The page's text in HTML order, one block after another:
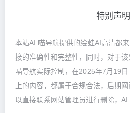
特别声明
本站AI 喵导航提供的绘蛙AI高清都
接的准确性和完整性，同时，对于
喵导航实际控制，在2025年7月19
上的内容，都属于合规合法，后期
以直接联系网站管理员进行删除，AI